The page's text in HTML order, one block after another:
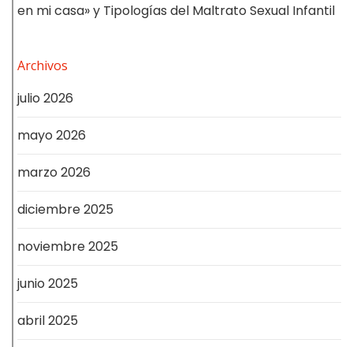
en mi casa» y Tipologías del Maltrato Sexual Infantil
Archivos
julio 2026
mayo 2026
marzo 2026
diciembre 2025
noviembre 2025
junio 2025
abril 2025